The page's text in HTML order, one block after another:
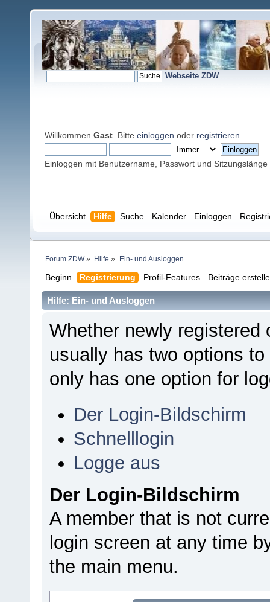
Webseite ZDW
Willkommen Gast . Bitte einloggen oder registrieren
Einloggen mit Benutzername, Passwort und Sitzungslänge
Übersicht Hilfe Suche Kalender Einloggen
Forum ZDW» Hilfe » Ein- und Ausloggen
Beginn Registrierung Profil-Features Beiträge
Hilfe: Ein- und Ausloggen
Whether newly
usually has two options
only has one option for
Der Login-Bildschirm
Schnelllogin
Logge aus
Der Login-Bildschirm
A member that is not
login screen at any time
the main menu.